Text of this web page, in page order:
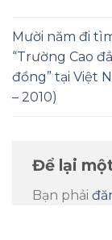
Mười năm đi
“Trường Cao
đồng” tại Việt
– 2010)
Để lại
Bạn phải